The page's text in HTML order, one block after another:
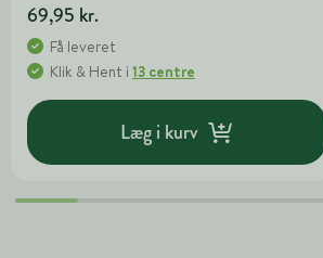
69,95 kr.
Få leveret
Klik & Hent i 13 centre
Læg i kurv